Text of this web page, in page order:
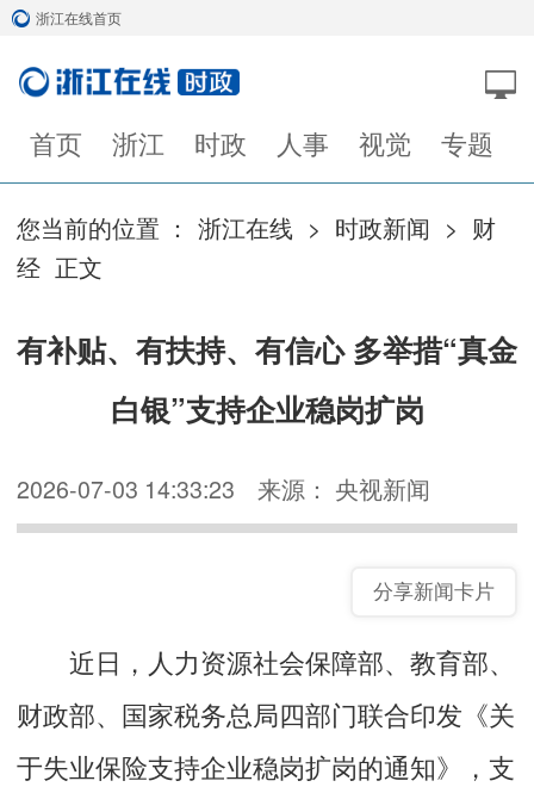
浙江在线首页
首页 浙江 时政 人事 视觉 专题
您当前的位置 ： 浙江在线 > 时政新闻 > 财
经 正文
有补贴、有扶持、有信心 多举措“真金
白银”支持企业稳岗扩岗
2026-07-03 14:33:23 来源： 央视新闻
分享新闻卡片
近日，人力资源社会保障部、教育部、
财政部、国家税务总局四部门联合印发《关
于失业保险支持企业稳岗扩岗的通知》，支